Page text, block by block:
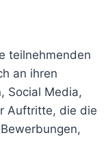
teilnehmenden
an ihren
Social Media,
Auftritte, die die